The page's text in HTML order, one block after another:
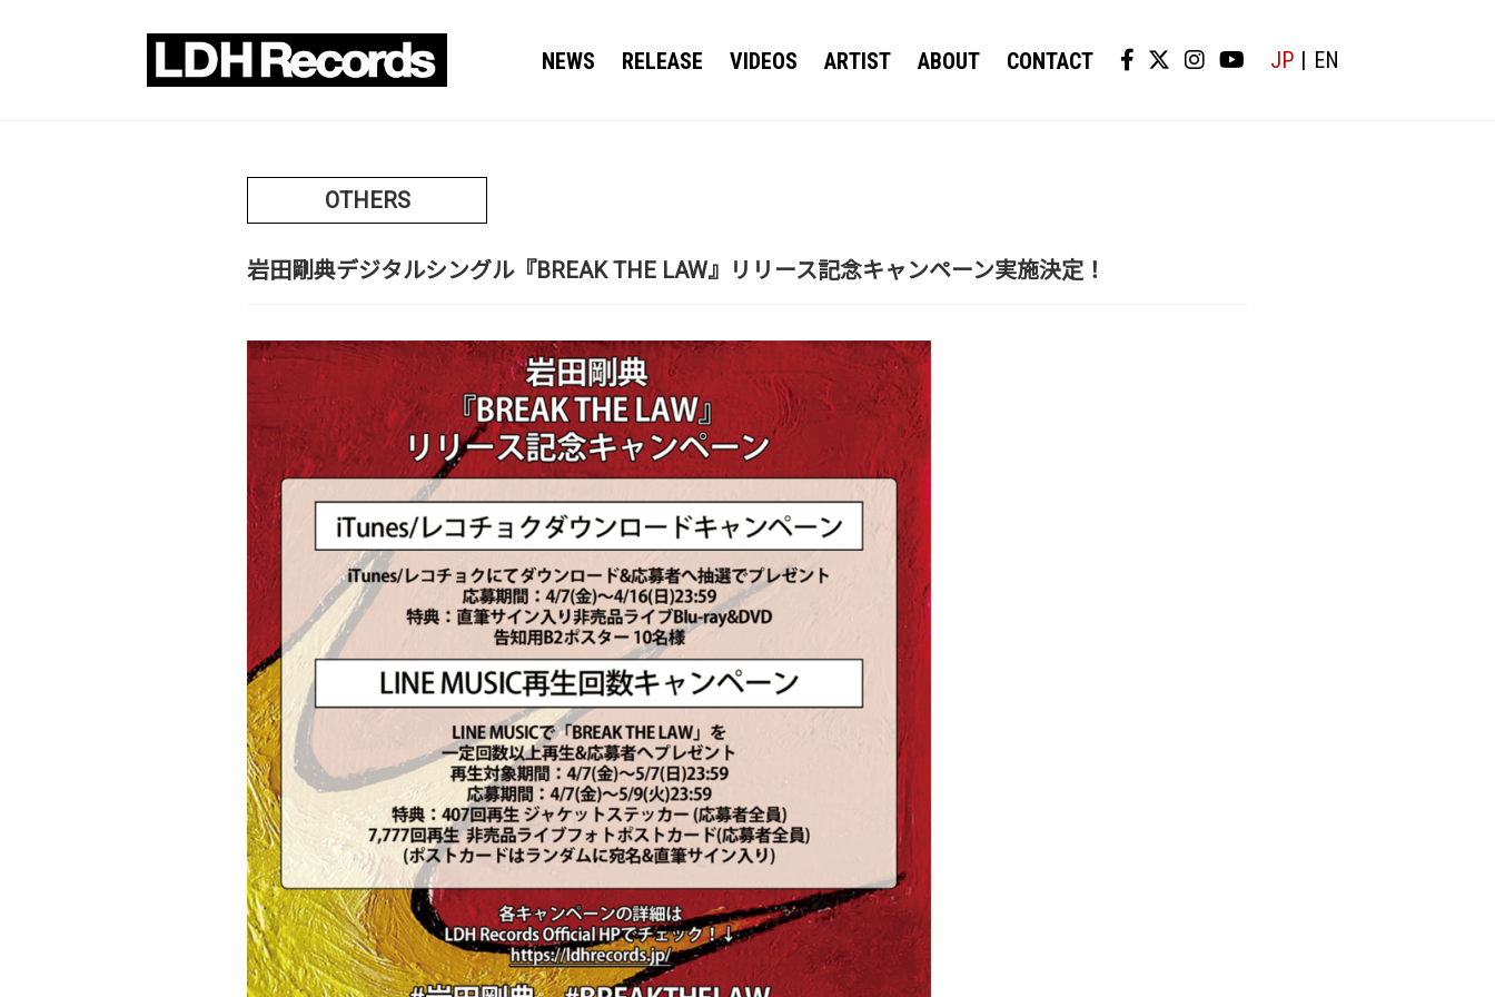
NEWS RELEASE VIDEOS ARTIST ABOUT CONTACT JP EN
OTHERS
岩田剛典デジタルシングル『BREAK THE LAW』リリース記念キャンペーン実施決定！